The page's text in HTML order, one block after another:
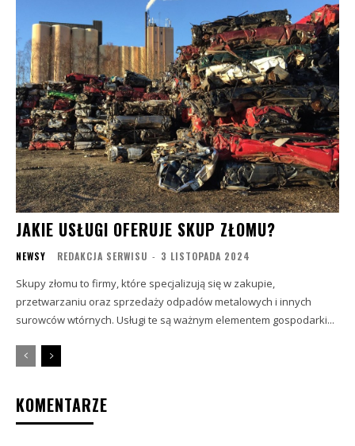
JAKIE USŁUGI OFERUJE SKUP ZŁOMU?
NEWSY REDAKCJA SERWISU - 3 LISTOPADA 2024
Skupy złomu to firmy, które specjalizują się w zakupie,
przetwarzaniu oraz sprzedaży odpadów metalowych i innych
surowców wtórnych. Usługi te są ważnym elementem gospodarki...
KOMENTARZE